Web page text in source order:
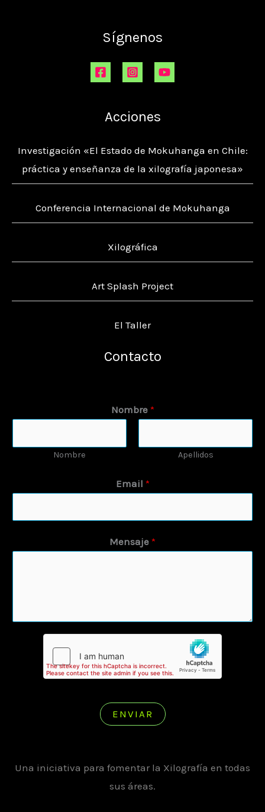
Sígnenos
Acciones
Investigación «El Estado de Mokuhanga en Chile:
práctica y enseñanza de la xilografía japonesa»
Conferencia Internacional de Mokuhanga
Xilográfica
Art Splash Project
El Taller
Contacto
Nombre *
Nombre Apellidos
Email *
Mensaje *
ENVIAR
Una iniciativa para fomentar la Xilografía en todas
sus áreas.